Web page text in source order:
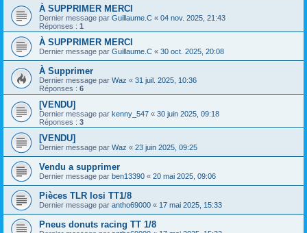
À SUPPRIMER MERCI
Dernier message par Guillaume.C « 04 nov. 2025, 21:43
Réponses : 1
À SUPPRIMER MERCI
Dernier message par Guillaume.C « 30 oct. 2025, 20:08
À Supprimer
Dernier message par Waz « 31 juil. 2025, 10:36
Réponses : 6
[VENDU]
Dernier message par kenny_547 « 30 juin 2025, 09:18
Réponses : 3
[VENDU]
Dernier message par Waz « 23 juin 2025, 09:25
Vendu a supprimer
Dernier message par ben13390 « 20 mai 2025, 09:06
Pièces TLR losi TT1/8
Dernier message par antho69000 « 17 mai 2025, 15:33
Pneus donuts racing TT 1/8